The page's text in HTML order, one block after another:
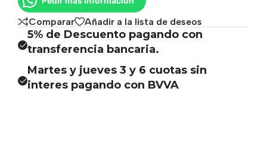
Comparar Añadir a la lista de deseos
5% de Descuento pagando con
transferencia bancaria.
Martes y jueves 3 y 6 cuotas sin
interes pagando con BVVA